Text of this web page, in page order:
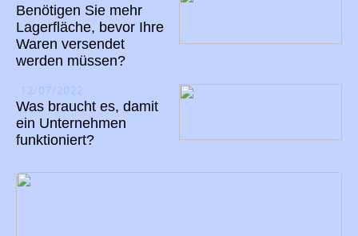
Benötigen Sie mehr
Lagerfläche, bevor Ihre
Waren versendet
werden müssen?
Was braucht es, damit
ein Unternehmen
funktioniert?